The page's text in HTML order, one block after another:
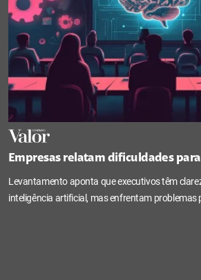
Empresas relatam dificuldades
Levantamento aponta que executivos têm
inteligência artificial, mas enfrentam problemas